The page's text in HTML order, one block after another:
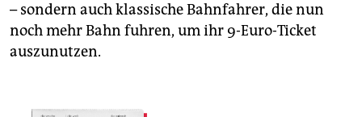
– sondern auch klassische Bahnfahrer, die nun
noch mehr Bahn fuhren, um ihr 9-Euro-Ticket
auszunutzen.